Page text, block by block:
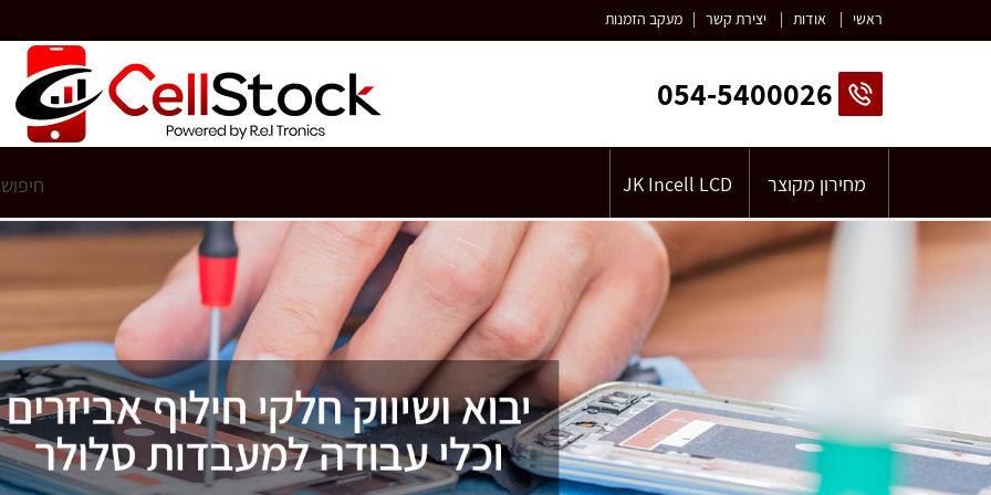
ראשי | אודות | יצירת קשר | מעקב הזמנות
054-5400026
מחירון מקוצר JK Incell LCD